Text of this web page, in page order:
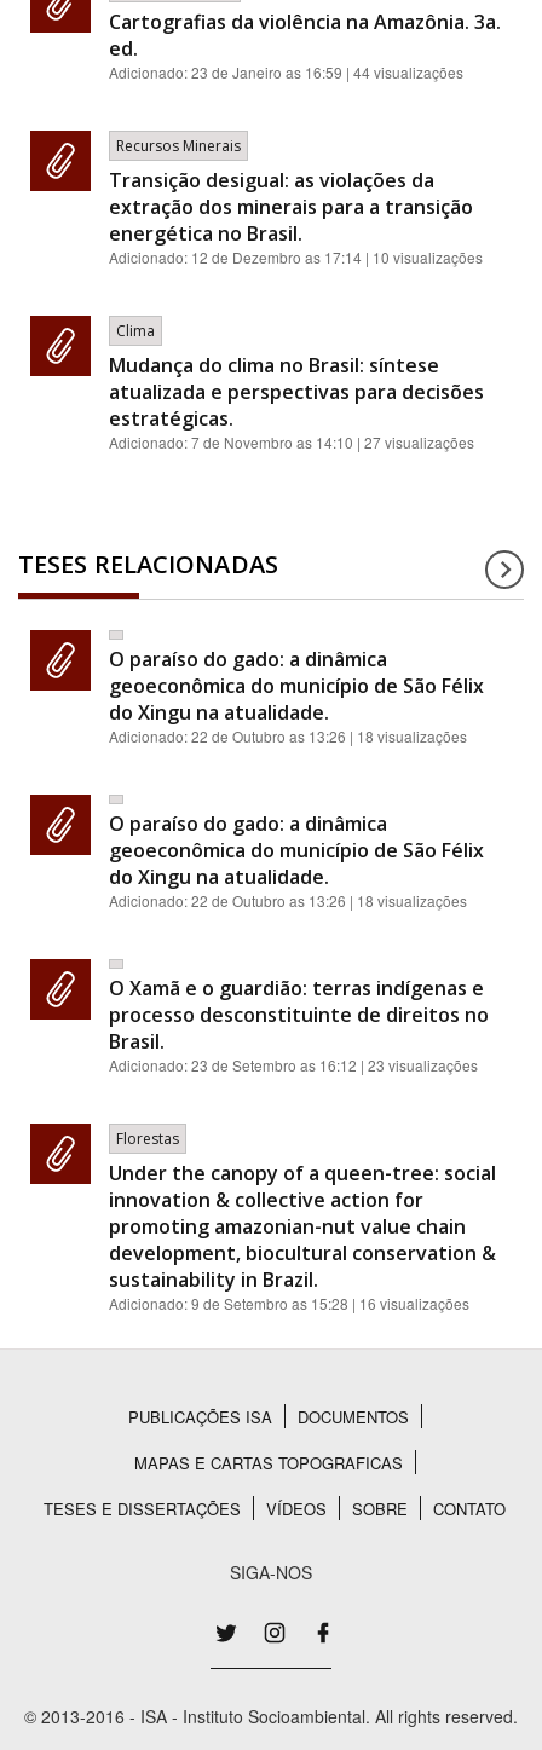
Cartografias da violência na Amazônia. 3a.
ed.
Adicionado:23 de Janeiro as 16:59 | 44 visualizações
Recursos Minerais
Transição desigual: as violações da
extração dos minerais para a transição
energética no Brasil.
Adicionado: 12 de Dezembro as 17:14 | 10 visualizações
Clima
Mudança do clima no Brasil: síntese
atualizada e perspectivas para decisões
estratégicas.
Adicionado:7 de Novembro as 14:10 | 27 visualizações
TESES RELACIONADAS
O paraíso do gado: a dinâmica
geoeconômica do município de São Félix
do Xingu na atualidade.
Adicionado:22 de Outubro as 13:26 | 18 visualizações
O paraíso do gado: a dinâmica
geoeconômica do município de São Félix
do Xingu na atualidade.
Adicionado:22 de Outubro as 13:26 | 18 visualizações
O Xamã e o guardião: terras indígenas e
processo desconstituinte de direitos no
Brasil.
Adicionado:23 de Setembro as 16:12 | 23 visualizações
Florestas
Under the canopy of a queen-tree: social
innovation & collective action for
promoting amazonian-nut value chain
development, biocultural conservation &
sustainability in Brazil.
Adicionado:9 de Setembro as 15:28 | 16 visualizações
Rodapé
PUBLICAÇÕES ISA
DOCUMENTOS
MAPAS E CARTAS TOPOGRAFICAS
TESES E DISSERTAÇÕES
VÍDEOS SOBRE CONTATO
SIGA-NOS
© 2013-2016 - ISA - Instituto Socioambiental. All rights reserved.